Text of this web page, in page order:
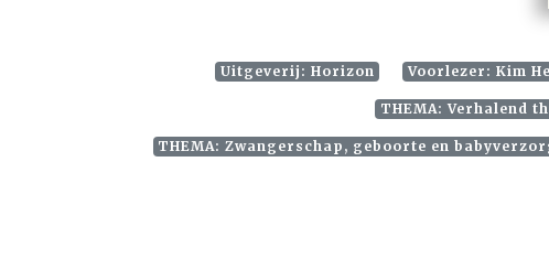
Uitgeverij: Horizon Voorlezer: Kim
THEMA: Verhalend
THEMA: Zwangerschap, geboorte en